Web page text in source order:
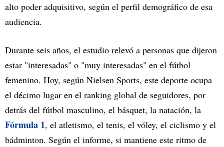
alto poder adquisitivo, según el perfil demográfico de esa
audiencia.
Durante seis años, el estudio relevó a personas que dijeron
estar "interesadas" o "muy interesadas" en el fútbol
femenino. Hoy, según Nielsen Sports, este deporte ocupa
el décimo lugar en el ranking global de seguidores, por
detrás del fútbol masculino, el básquet, la natación, la
Fórmula 1, el atletismo, el tenis, el vóley, el ciclismo y el
bádminton. Según el informe, si mantiene este ritmo de